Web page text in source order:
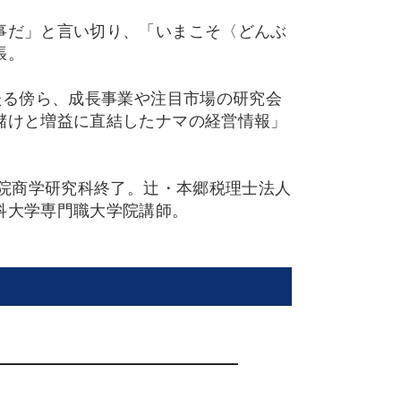
」と言い切り、「いまこそ〈どんぶ
傍ら、成長事業や注目市場の研究会
と増益に直結したナマの経営情報」
学研究科終了。辻・本郷税理士法人
学専門職大学院講師。